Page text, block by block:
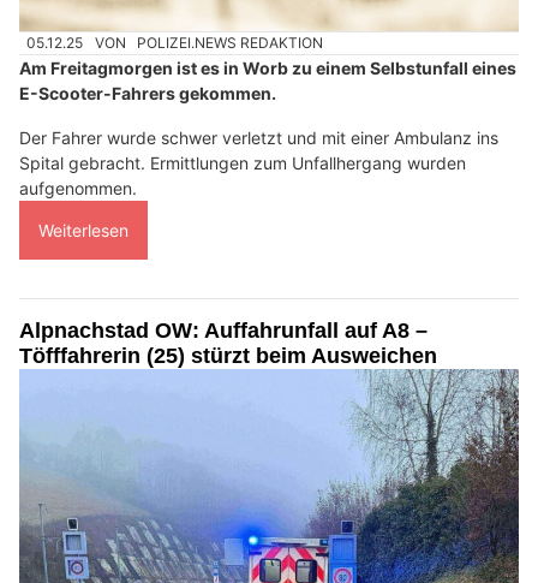
05.12.25 VON POLIZEI.NEWS REDAKTION
Am Freitagmorgen ist es in Worb zu einem Selbstunfall eines
E-Scooter-Fahrers gekommen.
Der Fahrer wurde schwer verletzt und mit einer Ambulanz ins
Spital gebracht. Ermittlungen zum Unfallhergang wurden
aufgenommen.
Weiterlesen
Alpnachstad OW: Auffahrunfall auf A8 –
Töfffahrerin (25) stürzt beim Ausweichen